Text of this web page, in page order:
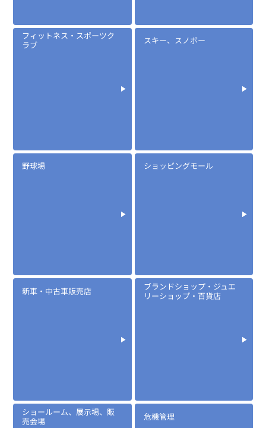
定価:16,000円(税別)
※イヤホンプラグサイズ2.5φ
小型タイピンマイク(イヤホン付)
若干異なります。 ...続きを読む
※イヤホンプラグサイズ2.5φ
フィットネス・スポーツク
ラブ
スキー、スノボー
野球場 ショッピングモール
新車・中古車販売店
ブランドショップ・ジュエ
リーショップ・百貨店
ショールーム、展示場、販
売会場
危機管理